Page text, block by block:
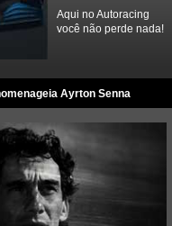
Aqui no Autoracing
você não perde nada!
Ayrton Senna